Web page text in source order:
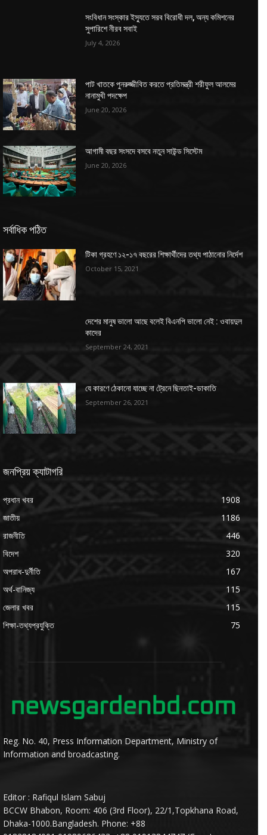
সংবিধান সংস্কার ইস্যুতে সরব বিরোধী দল, অন্য কমিশনের
সুপারিশে নীরব সবাই
July 4, 2026
পাট খাতকে পুনরুজ্জীবিত করতে প্রতিমন্ত্রী শরীফুল আলমের
নানামুখী পদক্ষেপ
June 20, 2026
আগামী বছর সংসদে বসবে নতুন সাউন্ড সিস্টেম
June 20, 2026
সর্বাধিক পঠিত
টিকা গ্রহণে ১২-১৭ বছরের শিক্ষার্থীদের তথ্য পাঠানোর নির্দেশ
October 15, 2021
দেশের মানুষ ভালো আছে বলেই বিএনপি ভালো নেই : ওবায়দুল
কাদের
September 24, 2021
যে কারণে ঠেকানো যাচ্ছে না ট্রেনে ছিনতাই-ডাকাতি
September 26, 2021
জনপ্রিয় ক্যাটাগরি
প্রধান খবর
1908
জাতীয়
1186
রাজনীতি
446
বিদেশ
320
অপরাধ-দুর্নীতি
167
অর্থ-বানিজ্য
115
জেলার খবর
115
শিক্ষা-তথ্যপ্রযুক্তি
75
Reg. No. 40, Press Information Department, Ministry of
Information and broadcasting.
Editor : Rafiqul Islam Sabuj
BCCW Bhabon, Room: 406 (3rd Floor), 22/1,Topkhana Road,
Dhaka-1000.Bangladesh. Phone: +88